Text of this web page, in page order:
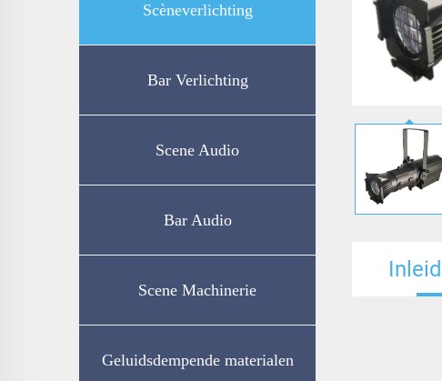
Scèneverlichting
Bar Verlichting
Scene Audio
Bar Audio
Scene Machinerie
Geluidsdempende materialen